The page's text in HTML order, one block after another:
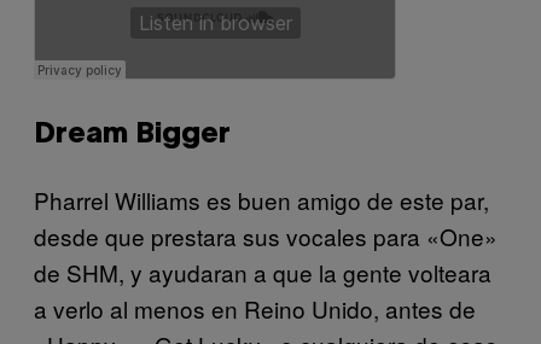
Dream Bigger
Pharrel Williams es buen amigo de este par,
desde que prestara sus vocales para «One»
de SHM, y ayudaran a que la gente volteara
a verlo al menos en Reino Unido, antes de